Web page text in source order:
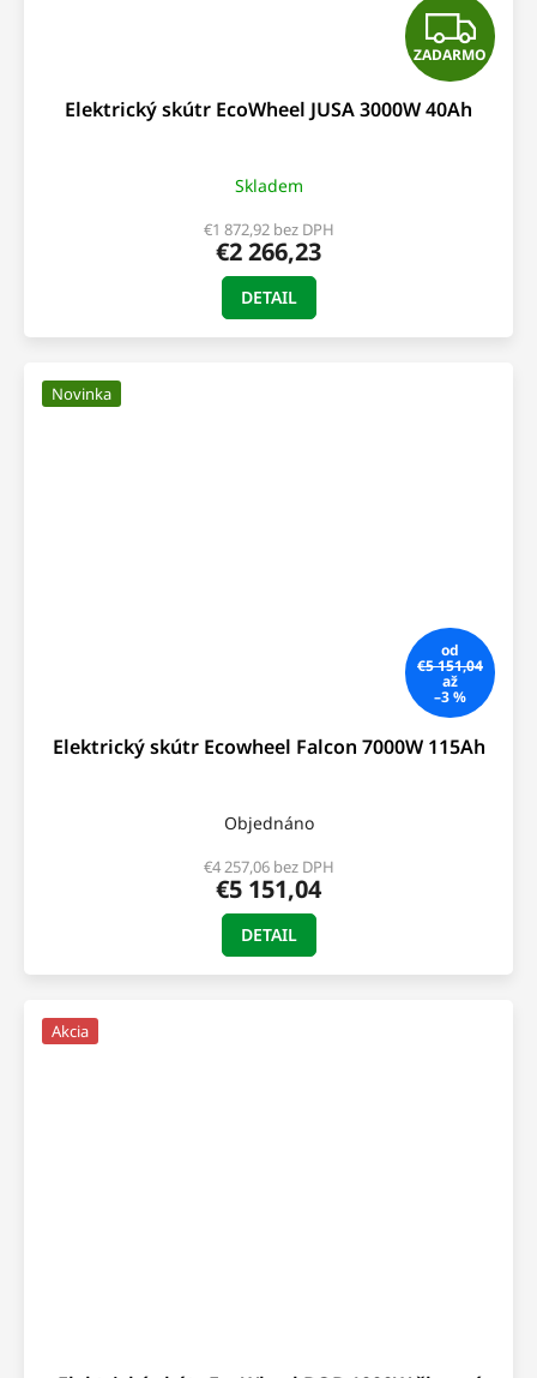
Z
A
O
ZADARMO
Elektrický skútr EcoWheel JUSA 3000W 40Ah
Skladem
€1 872,92 bez DPH
€2 266,23
DETAIL
Novinka
od
€5 151,04
až
–3 %
Elektrický skútr Ecowheel Falcon 7000W 115Ah
Objednáno
€4 257,06 bez DPH
€5 151,04
DETAIL
Akcia